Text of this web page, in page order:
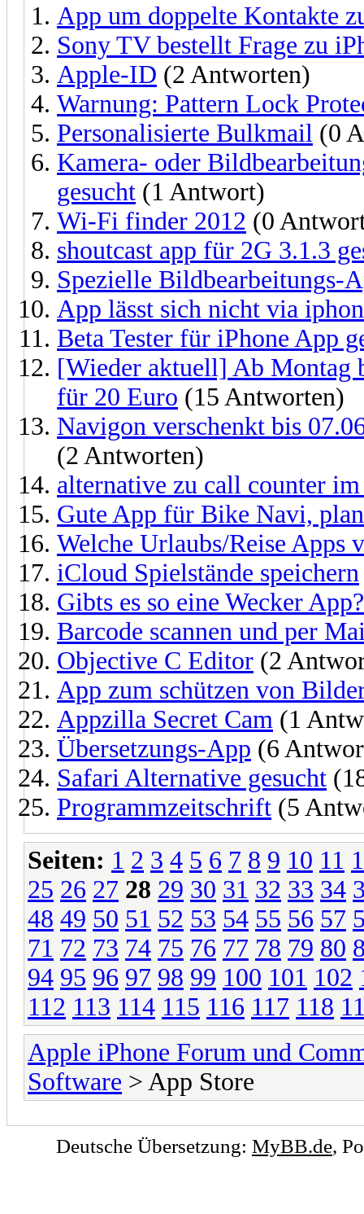
App um doppelte Kontakte
Sony TV bestellt Frage zu
Apple-ID (2 Antworten)
Warnung: Pattern Lock
Personalisierte Bulkmail (0
Kamera- oder
gesucht (1 Antwort)
Wi-Fi finder 2012 (0
shoutcast app für 2G 3.1.3
Spezielle Bildbearbeitungs-
App lässt sich nicht via
Beta Tester für iPhone App
[Wieder aktuell] Ab Montag
für 20 Euro (15 Antworten)
Navigon verschenkt bis
(2 Antworten)
alternative zu call counter im
Gute App für Bike Navi,
Welche Urlaubs/Reise Apps
iCloud Spielstände speichern
Gibts es so eine Wecker App?
Barcode scannen und per
Objective C Editor (2
App zum schützen von
Appzilla Secret Cam (1
Übersetzungs-App (6
Safari Alternative gesucht
Programmzeitschrift (5
Seiten: 1 2 3 4 5 6 7 8 9 10 11
25 26 27 28 29 30 31 32 33 34
48 49 50 51 52 53 54 55 56 57
71 72 73 74 75 76 77 78 79 80
94 95 96 97 98 99 100 101 102
112 113 114 115 116 117 118
Apple iPhone Forum und
Software > App Store
Deutsche Übersetzung: MyBB.de,